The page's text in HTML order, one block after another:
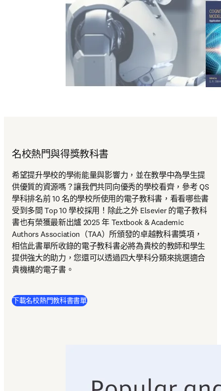
名校熱門與得獎教科書
希望提升學校的學術能量與影響力，並在教學中為學生提
供優質的資源嗎？讓我們共同向優秀的學校看齊，參考 QS
學科排名前 10 名的學校所使用的電子教科書，看看哪些書
受到多間 Top 10 學校採用！除此之外 Elsevier 的電子教科
書也有榮獲最新出爐 2025 年 Textbook & Academic
Authors Association（TAA）所頒發的卓越教科書獎項，
相信此書單所收錄的電子教科書必將為貴校的教師和學生
提供強大的助力，您還可以透過四大學科分類來挑選適合
貴機構的電子書。
下載名校熱門教科書書單(